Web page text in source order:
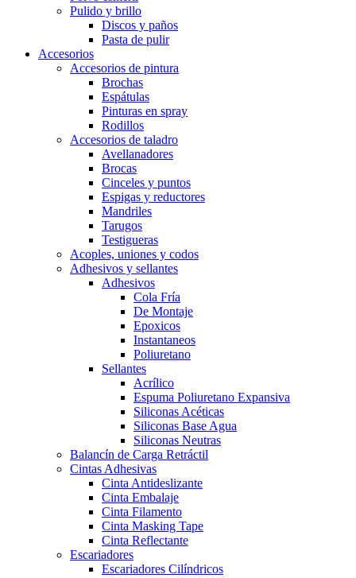
Pulido y brillo
Discos y paños
Pasta de pulir
Accesorios
Accesorios de pintura
Brochas
Espátulas
Pinturas en spray
Rodillos
Accesorios de taladro
Avellanadores
Brocas
Cinceles y puntos
Espigas y reductores
Mandriles
Tarugos
Testigueras
Acoples, uniones y codos
Adhesivos y sellantes
Adhesivos
Cola Fría
De Montaje
Epoxicos
Instantaneos
Poliuretano
Sellantes
Acrílico
Espuma Poliuretano Expansiva
Siliconas Acéticas
Siliconas Base Agua
Siliconas Neutras
Balancín de Carga Retráctil
Cintas Adhesivas
Cinta Antideslizante
Cinta Embalaje
Cinta Filamento
Cinta Masking Tape
Cinta Reflectante
Escariadores
Escariadores Cilíndricos